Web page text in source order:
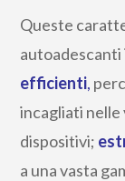
Queste
efficienti,
incagliati nelle
dispositivi;
a una vasta